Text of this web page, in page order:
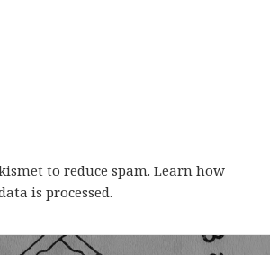
to reduce spam.Learn how
is processed.